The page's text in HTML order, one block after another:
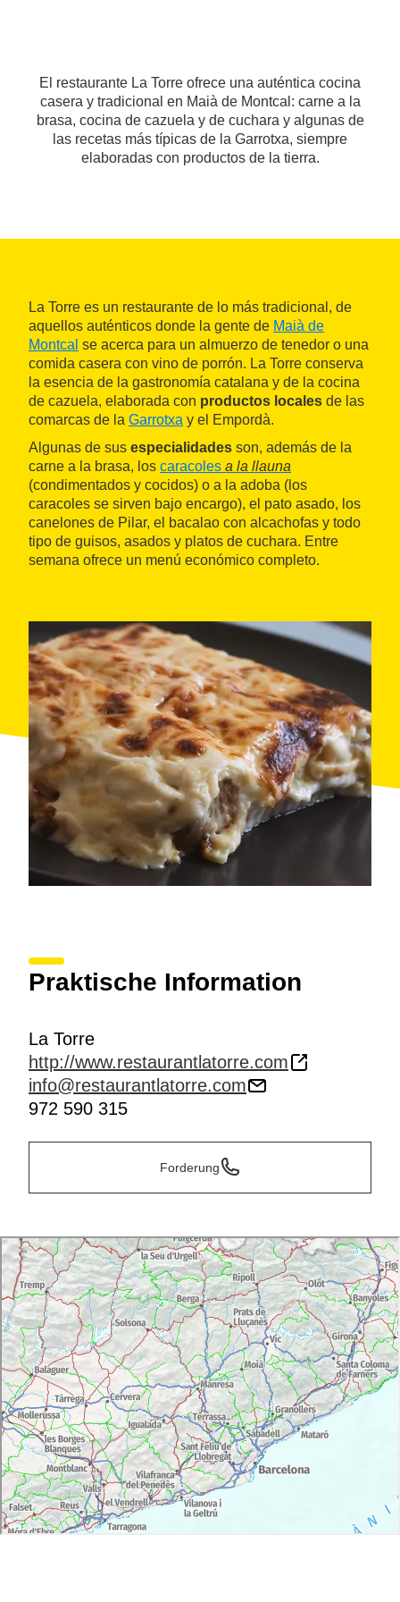
El restaurante La Torre ofrece una auténtica cocina
casera y tradicional en Maià de Montcal: carne a la
brasa, cocina de cazuela y de cuchara y algunas de
las recetas más típicas de la Garrotxa, siempre
elaboradas con productos de la tierra.
La Torre es un restaurante de lo más tradicional, de
aquellos auténticos donde la gente de Maià de
Montcal se acerca para un almuerzo de tenedor o una
comida casera con vino de porrón. La Torre conserva
la esencia de la gastronomía catalana y de la cocina
de cazuela, elaborada con productos locales de las
comarcas de la Garrotxa y el Empordà.
Algunas de sus especialidades son, además de la
carne a la brasa, los caracoles a la llauna
(condimentados y cocidos) o a la adoba (los
caracoles se sirven bajo encargo), el pato asado, los
canelones de Pilar, el bacalao con alcachofas y todo
tipo de guisos, asados y platos de cuchara. Entre
semana ofrece un menú económico completo.
Praktische Information
La Torre
http://www.restaurantlatorre.com
info@restaurantlatorre.com
972 590 315
Forderung